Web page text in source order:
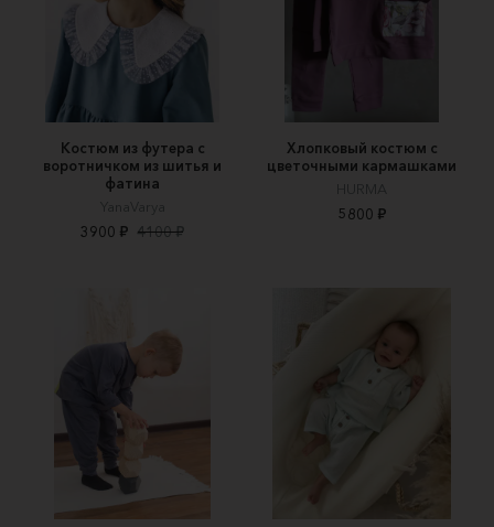
Костюм из футера с
воротничком из шитья и
фатина
YanaVarya
3900 ₽ 4100 ₽
Хлопковый костюм с
цветочными кармашками
HURMA
5800 ₽